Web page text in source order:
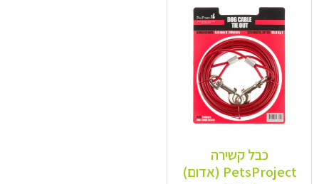
כבל קשירה
PetsProject (אדום)